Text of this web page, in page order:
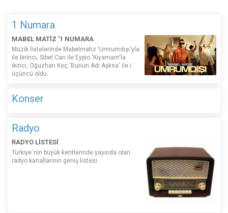
1 Numara
MABEL MATİZ '1 NUMARA
Müzik listelerinde Mabelmatiz ‘Umrumdışı'yla
ile birinci, Sibel Can ile Eypio 'Kıyamam'la
ikinci, Oğuzhan Koç 'Bunun Adı Aşksa' ile i
üçüncü oldu.
Konser
Radyo
RADYO LİSTESİ
Türkiye´nin büyük kentlerinde yayında olan
radyo kanallarının geniş listesi